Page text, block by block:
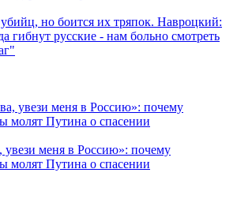
но боится их тряпок. Навроцкий:
гибнут русские - нам больно смотреть
увези меня в Россию»: почему
молят Путина о спасении